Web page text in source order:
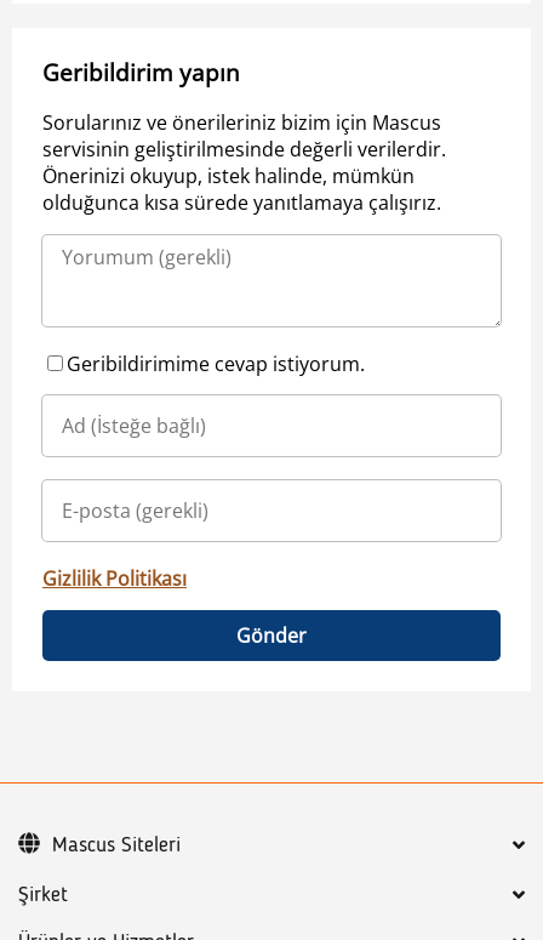
Geribildirim yapın
Sorularınız ve önerileriniz bizim için Mascus
servisinin geliştirilmesinde değerli verilerdir.
Önerinizi okuyup, istek halinde, mümkün
olduğunca kısa sürede yanıtlamaya çalışırız.
Geribildirimime cevap istiyorum.
Gizlilik Politikası
Gönder
Şirket
Mascus Siteleri